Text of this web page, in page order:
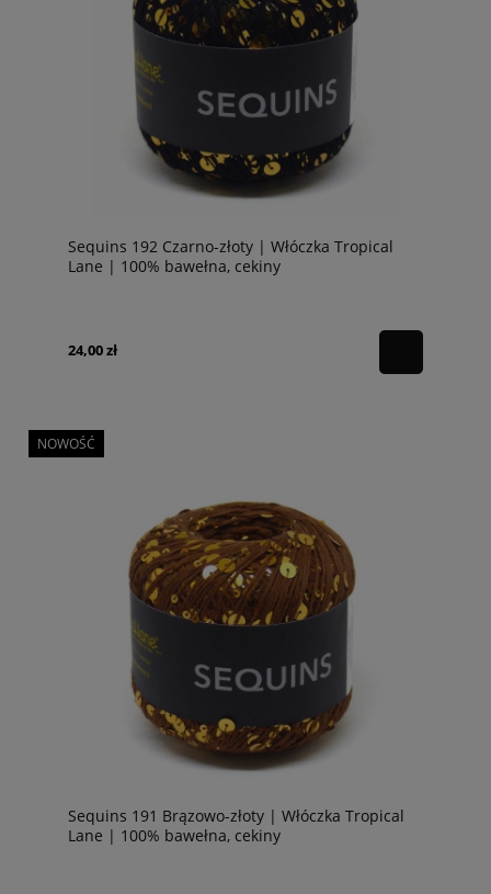
Sequins 192 Czarno-złoty | Włóczka Tropical
Lane | 100% bawełna, cekiny
24,00 zł
Sequins 191 Brązowo-złoty | Włóczka Tropical
Lane | 100% bawełna, cekiny
NOWOŚĆ